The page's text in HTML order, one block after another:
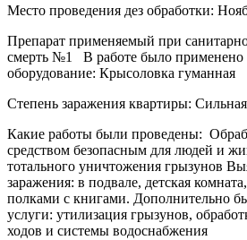
Место проведения дез обработки:
Препарат применяемый при
смерть №1 В работе было применено
оборудование: Крысоловка гуманная
Степень заражения квартиры:
Какие работы были проведены:
средством безопасным для людей и
тотального уничтожения грызунов
заражения: в подвале, детская
полками с книгами. Дополнительно
услуги: утилизация грызунов,
ходов и системы водоснабжения